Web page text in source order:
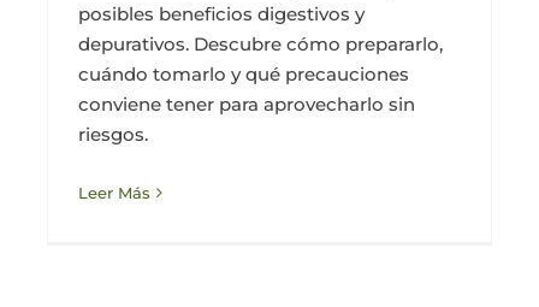
posibles beneficios digestivos y
depurativos. Descubre cómo prepararlo,
cuándo tomarlo y qué precauciones
conviene tener para aprovecharlo sin
riesgos.
Leer Más